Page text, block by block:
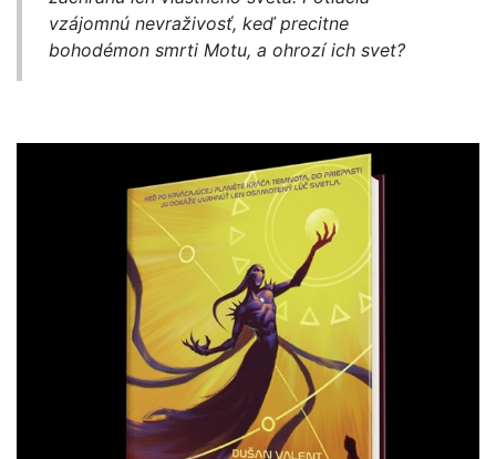
vzájomnú nevraživosť, keď precitne
bohodémon smrti Motu, a ohrozí ich svet?